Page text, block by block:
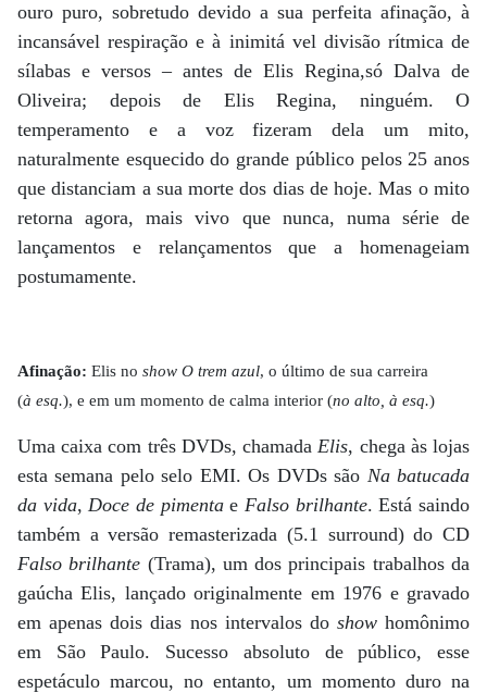
ouro puro, sobretudo devido a sua perfeita afinação, à
incansável respiração e à inimitá vel divisão rítmica de
sílabas e versos – antes de Elis Regina,só Dalva de
Oliveira; depois de Elis Regina, ninguém. O
temperamento e a voz fizeram dela um mito,
naturalmente esquecido do grande público pelos 25 anos
que distanciam a sua morte dos dias de hoje. Mas o mito
retorna agora, mais vivo que nunca, numa série de
lançamentos e relançamentos que a homenageiam
postumamente.
Afinação: Elis no show O trem azul, o último de sua carreira
(à esq.), e em um momento de calma interior (no alto, à esq.)
Uma caixa com três DVDs, chamada Elis, chega às lojas
esta semana pelo selo EMI. Os DVDs são Na batucada
da vida,Doce de pimentaeFalso brilhante. Está saindo
também a versão remasterizada (5.1 surround) do CD
Falso brilhante (Trama), um dos principais trabalhos da
gaúcha Elis, lançado originalmente em 1976 e gravado
em apenas dois dias nos intervalos do showhomônimo
em São Paulo. Sucesso absoluto de público, esse
espetáculo marcou, no entanto, um momento duro na